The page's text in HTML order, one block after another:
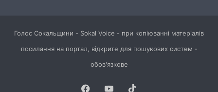
Голос Сокальщини - Sokal Voice - при копіюванні матеріалів
посилання на портал, відкрите для пошукових систем -
обов'язкове
Facebook
YouTube